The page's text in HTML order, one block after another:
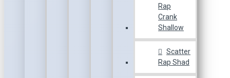
Rap
Crank
Shallow
Scatter
Rap Shad